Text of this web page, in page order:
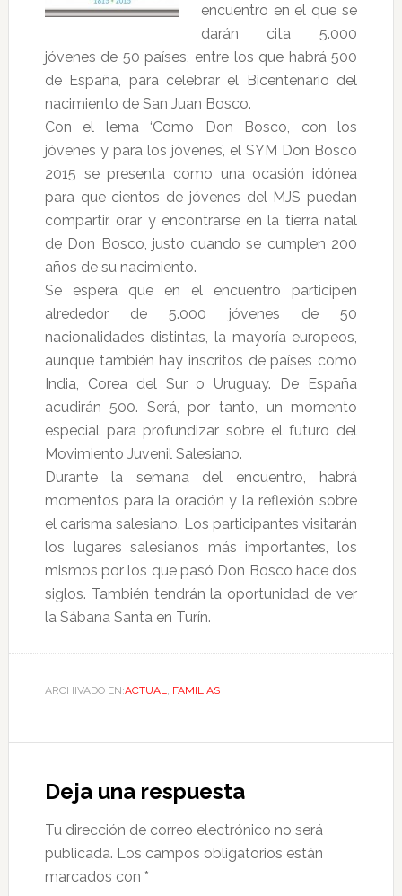
encuentro en el que se
darán cita 5.000
jóvenes de 50 países, entre los que habrá 500
de España, para celebrar el Bicentenario del
nacimiento de San Juan Bosco.
Con el lema ‘Como Don Bosco, con los
jóvenes y para los jóvenes’, el SYM Don Bosco
2015 se presenta como una ocasión idónea
para que cientos de jóvenes del MJS puedan
compartir, orar y encontrarse en la tierra natal
de Don Bosco, justo cuando se cumplen 200
años de su nacimiento.
Se espera que en el encuentro participen
alrededor de 5.000 jóvenes de 50
nacionalidades distintas, la mayoría europeos,
aunque también hay inscritos de países como
India, Corea del Sur o Uruguay. De España
acudirán 500. Será, por tanto, un momento
especial para profundizar sobre el futuro del
Movimiento Juvenil Salesiano.
Durante la semana del encuentro, habrá
momentos para la oración y la reflexión sobre
el carisma salesiano. Los participantes visitarán
los lugares salesianos más importantes, los
mismos por los que pasó Don Bosco hace dos
siglos. También tendrán la oportunidad de ver
la Sábana Santa en Turín.
ARCHIVADO EN:ACTUAL FAMILIAS
Deja una respuesta
Tu dirección de correo electrónico no será
publicada. Los campos obligatorios están
marcados con *